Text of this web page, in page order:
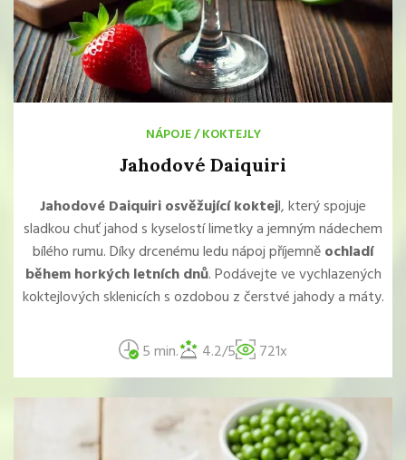
NÁPOJE/KOKTEJLY
Jahodové Daiquiri
Jahodové Daiquiri osvěžující koktejl, který spojuje
sladkou chuť jahod s kyselostí limetky a jemným nádechem
bílého rumu. Díky drcenému ledu nápoj příjemněochladí
během horkých letních dnů. Podávejte ve vychlazených
koktejlových sklenicích s ozdobou z čerstvé jahody a máty.
5 min. 4.2/5 721x